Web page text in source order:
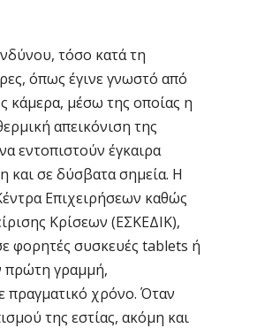
τόσο κατά τη
όπως έγινε γνωστό από
κάμερα, μέσω της οποίας η
απεικόνιση της
εντοπιστούν έγκαιρα
και σε δύσβατα σημεία. Η
Επιχειρήσεων καθώς
Κρίσεων (ΕΣΚΕΔΙΚ),
φορητές συσκευές tablets ή
πρώτη γραμμή,
πραγματικό χρόνο. Όταν
της εστίας, ακόμη και